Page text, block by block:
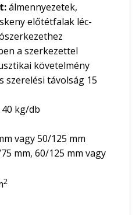
álmennyezetek,
előtétfalak léc-
a szerkezettel
követelmény
szerelési távolság 15
40 kg/db
vagy 50/125 mm
mm, 60/125 mm vagy
2